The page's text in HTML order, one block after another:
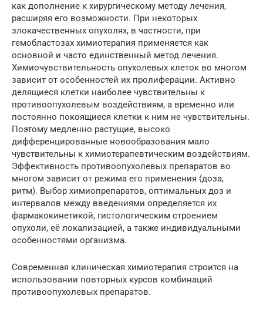
как дополнение к хирургическому методу лечения,
расширяя его возможности. При некоторых
злокачественных опухолях, в частности, при
гемобластозах химиотерапия применяется как
основной и часто единственный метод лечения.
Химиочувствительность опухолевых клеток во многом
зависит от особенностей их пролиферации. Активно
делящиеся клетки наиболее чувствительны к
противоопухолевым воздействиям, а временно или
постоянно покоящиеся клетки к ним не чувствительны.
Поэтому медленно растущие, высоко
дифференцированные новообразования мало
чувствительны к химиотерапевтическим воздействиям.
Эффективность противоопухолевых препаратов во
многом зависит от режима его применения (доза,
ритм). Выбор химиопрепаратов, оптимальных доз и
интервалов между введениями определяется их
фармакокинетикой, гистологическим строением
опухоли, её локализацией, а также индивидуальными
особенностями организма.
Современная клиническая химиотерапия строится на
использовании повторных курсов комбинаций
противоопухолевых препаратов.